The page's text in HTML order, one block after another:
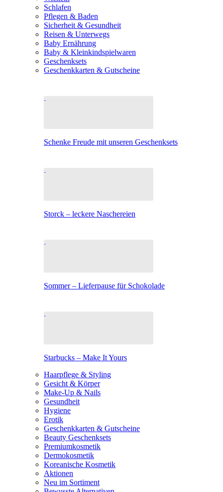
Schlafen
Pflegen & Baden
Sicherheit & Gesundheit
Reisen & Unterwegs
Baby Ernährung
Baby & Kleinkindspielwaren
Geschenksets
Geschenkkarten & Gutscheine
Schenke Freude mit unseren Geschenksets
Storck – leckere Naschereien
Sommer – Lieferpause für Schokolade
Starbucks – Make It Yours
Haarpflege & Styling
Gesicht & Körper
Make-Up & Nails
Gesundheit
Hygiene
Erotik
Geschenkkarten & Gutscheine
Beauty Geschenksets
Premiumkosmetik
Dermokosmetik
Koreanische Kosmetik
Aktionen
Neu im Sortiment